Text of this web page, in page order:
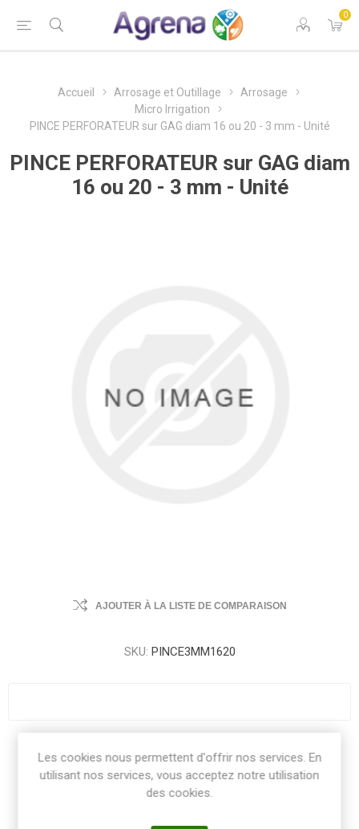
0
Accueil Arrosage et Outillage
Arrosage
Micro Irrigation
PINCE PERFORATEUR sur GAG diam 16 ou 20 - 3 mm - Unité
PINCE PERFORATEUR sur GAG diam
16 ou 20 - 3 mm - Unité
AJOUTER À LA LISTE DE COMPARAISON
SKU: PINCE3MM1620
Share:
Les cookies nous permettent d'offrir nos services. En
utilisant nos services, vous acceptez notre utilisation
des cookies.